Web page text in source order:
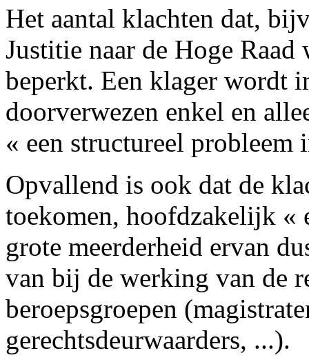
Het aantal klachten dat,
Justitie naar de Hoge
beperkt. Een klager wordt
doorverwezen enkel en
« een structureel
Opvallend is ook dat de
toekomen, hoofdzakelijk «
grote meerderheid ervan
van bij de werking van de
beroepsgroepen
gerechtsdeurwaarders, ...).